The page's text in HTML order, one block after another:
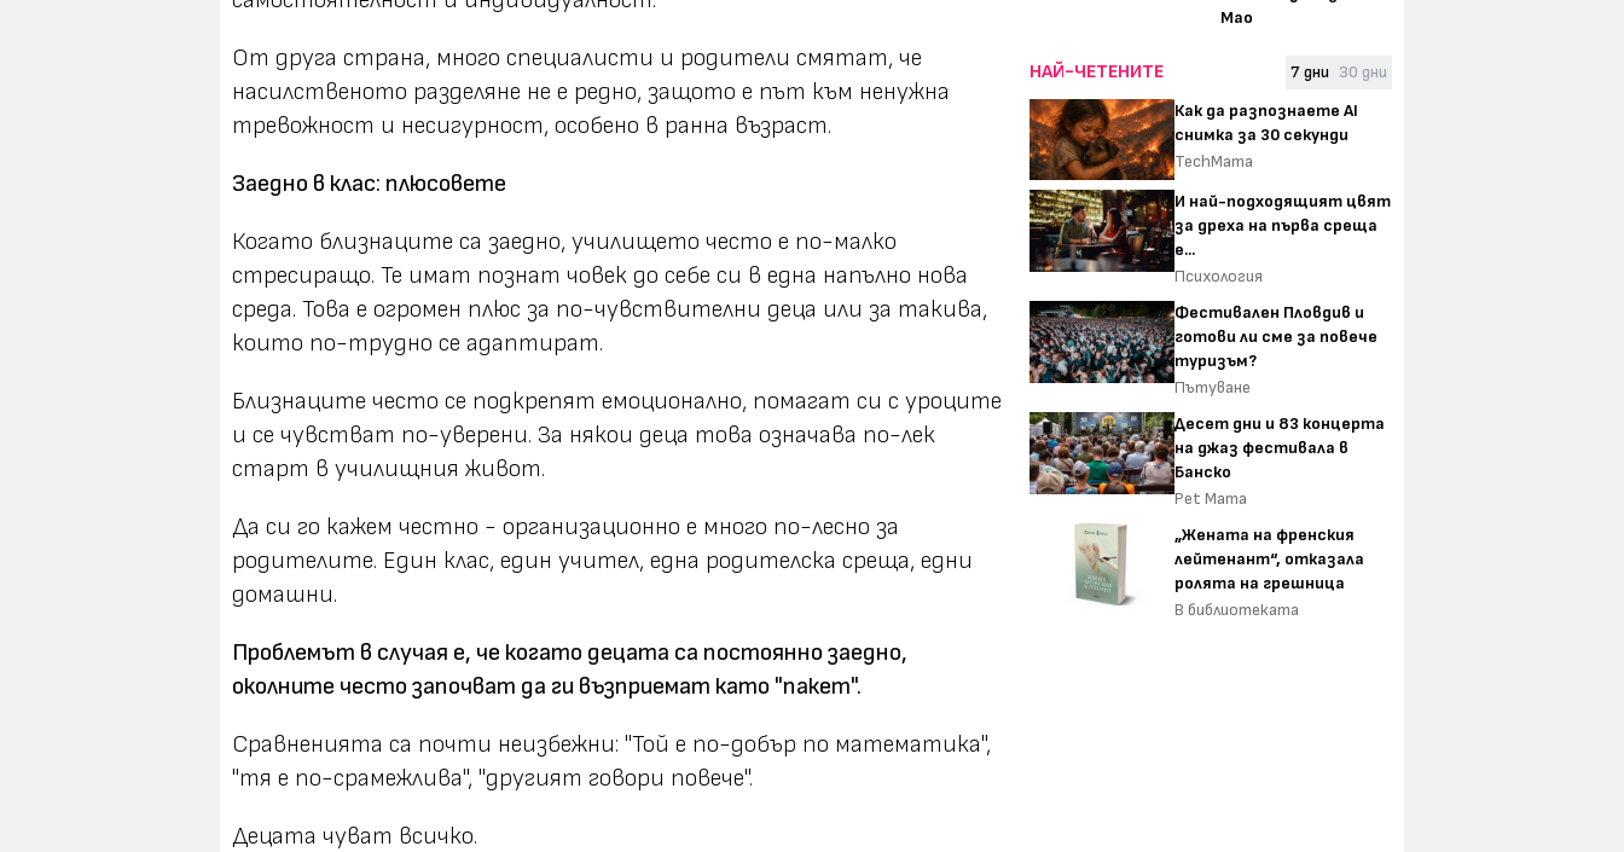
От друга страна, много специалисти и родители смятат, че
насилственото разделяне не е редно, защото е път към ненужна
тревожност и несигурност, особено в ранна възраст.
Заедно в клас: плюсовете
Когато близнаците са заедно, училището често е по-малко
стресиращо. Те имат познат човек до себе си в една напълно нова
среда. Това е огромен плюс за по-чувствителни деца или за такива,
които по-трудно се адаптират.
Близнаците често се подкрепят емоционално, помагат си с уроците
и се чувстват по-уверени. За някои деца това означава по-лек
старт в училищния живот.
Да си го кажем честно - организационно е много по-лесно за
родителите. Един клас, един учител, една родителска среща, едни
домашни.
Проблемът в случая е, че когато децата са постоянно заедно,
околните често започват да ги възприемат като "пакет".
Сравненията са почти неизбежни: "Той е по-добър по математика",
"тя е по-срамежлива", "другият говори повече".
Децата чуват всичко.
Мао
НАЙ-ЧЕТЕНИТЕ 7 дни 30 дни
Как да разпознаете AI
снимка за 30 секунди
TechMama
И най-подходящият цвят
за дреха на първа среща
е...
Психология
Фестивален Пловдив и
готови ли сме за повече
туризъм?
Пътуване
Десет дни и 83 концерта
на джаз фестивала в
Банско
Pet Mama
„Жената на френския
лейтенант“, отказала
ролята на грешница
В библиотеката